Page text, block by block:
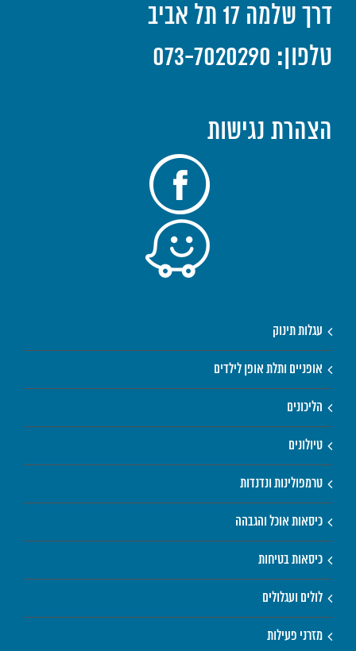
דרך שלמה 17 תל אביב
טלפון: 073-7020290
הצהרת נגישות
עגלות תינוק
אופניים ותלת אופן לילדים
הליכונים
טיולונים
טרמפולינות ונדנדות
כיסאות אוכל והגבהה
כיסאות בטיחות
לולים ועגלולים
מזרני פעילות